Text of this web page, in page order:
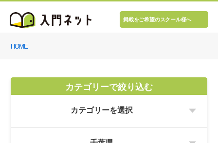
掲載をご希望のスクール様へ
HOME
カテゴリーで絞り込む